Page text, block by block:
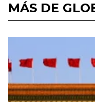
MÁS DE